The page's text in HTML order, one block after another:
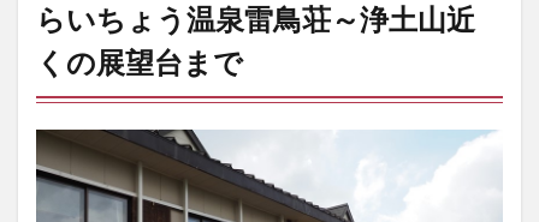
らいちょう温泉雷鳥荘～浄土山近
くの展望台まで